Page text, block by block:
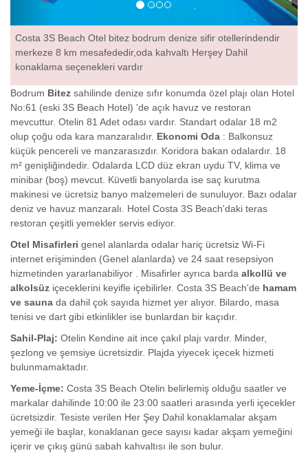
Costa 3S Beach Otel bitez bodrum denize sifir otellerindendir
merkeze 8 km mesafededir,oda kahvaltı Herşey Dahil
konaklama seçenekleri vardır
Bodrum Bitez sahilinde denize sıfır konumda özel plajı olan Hotel
No:61 (eski 3S Beach Hotel) 'de açık havuz ve restoran
mevcuttur. Otelin 81 Adet odası vardır. Standart odalar 18 m2
olup çoğu oda kara manzaralıdır. Ekonomi Oda : Balkonsuz
küçük pencereli ve manzarasızdır. Koridora bakan odalardır. 18
m² genişliğindedir. Odalarda LCD düz ekran uydu TV, klima ve
minibar (boş) mevcut. Küvetli banyolarda ise saç kurutma
makinesi ve ücretsiz banyo malzemeleri de sunuluyor. Bazı odalar
deniz ve havuz manzaralı. Hotel Costa 3S Beach'daki teras
restoran çeşitli yemekler servis ediyor.
Otel Misafirleri genel alanlarda odalar hariç ücretsiz Wi-Fi
internet erişiminden (Genel alanlarda) ve 24 saat resepsiyon
hizmetinden yararlanabiliyor . Misafirler ayrıca barda alkollü ve
alkolsüz içeceklerini keyifle içebilirler. Costa 3S Beach'de hamam
ve sauna da dahil çok sayıda hizmet yer alıyor. Bilardo, masa
tenisi ve dart gibi etkinlikler ise bunlardan bir kaçıdır.
Sahil-Plaj: Otelin Kendine ait ince çakıl plajı vardır. Minder,
şezlong ve şemsiye ücretsizdir. Plajda yiyecek içecek hizmeti
bulunmamaktadır.
Yeme-İçme: Costa 3S Beach Otelin belirlemiş olduğu saatler ve
markalar dahilinde 10:00 ile 23:00 saatleri arasında yerli içecekler
ücretsizdir. Tesiste verilen Her Şey Dahil konaklamalar akşam
yemeği ile başlar, konaklanan gece sayısı kadar akşam yemeğini
içerir ve çıkış günü sabah kahvaltısı ile son bulur.